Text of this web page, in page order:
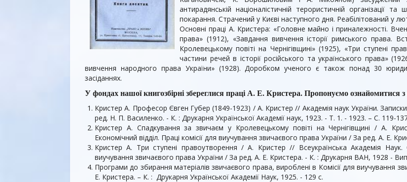
антирадянській націоналістичній терористичній організації
покарання. Страчений у Києві наступного дня. Реабілітований у
Основні праці А. Кристера: «Головне майно і приналежності.
права» (1912), «Завдання вивчення історії римського права.
Кролевецькому повіті на Чернігівщині» (1925), «Три ступені
частини речей в історії російського та українського права»
вивчення народного права України» (1928). Доробком ученого є також понад 30
засіданнях.
У фондах нашої книгозбірні збереглися праці А. Е. Кристера. Пропонуємо ознайомитися
Кристер А. Професор Євген Губер (1849-1923) / А. Кристер // Академія наук України.
ред. Н. П. Василенко. - К. : Друкарня Української Академії наук, 1923. - Т. 1. - 1923. – С. 119-
Кристер А. Спадкування за звичаєм у Кролевецькому повіті на Чернігівщині / А.
Економічний відділ. Праці комісії для виучування звичаєвого права України / За ред. А. Е.
Кристер А. Три ступені правоутворення / А. Кристер // Всеукраїнська Академія Наук.
виучування звичаєвого права України / За ред. А. Е. Кристера. - К. : Друкарня ВАН, 1928 -
Програми до збирання матеріалів звичаєвого права, вироблені в Комісії для виучування
Е. Кристера. – К. : Друкарня Української Академії Наук, 1925. - 129 c.